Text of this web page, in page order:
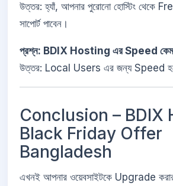
উত্তর: হ্যাঁ, আপনার পুরোনো হোস্টিং থেকে
সাপোর্ট পাবেন।
প্রশ্ন: BDIX Hosting এর Speed
উত্তর: Local Users এর জন্য Speed
Conclusion – BDIX
Black Friday Offer
Bangladesh
এখনই আপনার ওয়েবসাইটকে Upgrade